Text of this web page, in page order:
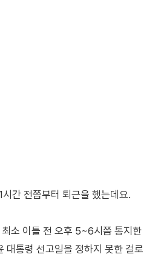
간 전쯤부터 퇴근을 했는데요.
소 이틀 전 오후 5~6시쯤 통지한
대통령 선고일을 정하지 못한 걸로